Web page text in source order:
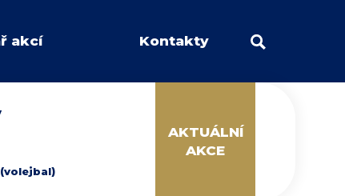
akcí Kontakty
AKTUÁLNÍ
AKCE